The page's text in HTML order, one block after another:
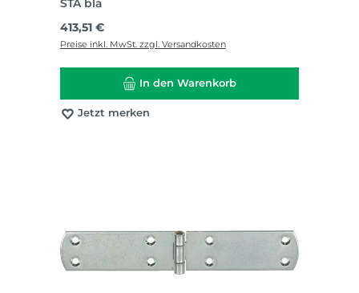
STA bla
Regulärer Preis:
413,51 €
Preise inkl. MwSt. zzgl. Versandkosten
In den Warenkorb
Jetzt merken